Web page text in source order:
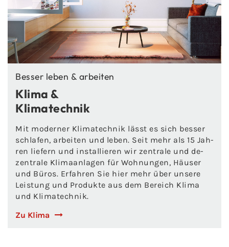
Bes­ser leben & ar­bei­ten
Klima &
Kli­ma­tech­nik
Mit mo­der­ner Kli­ma­tech­nik lässt es sich bes­ser
schla­fen, ar­bei­ten und leben. Seit mehr als 15 Jah­
ren lie­fern und in­stal­lie­ren wir zen­tra­le und de­
zen­tra­le Kli­ma­an­la­gen für Woh­nun­gen, Häu­ser
und Büros. Er­fah­ren Sie hier mehr über un­se­re
Leis­tung und Pro­duk­te aus dem Be­reich Klima
und Kli­ma­tech­nik.
Zu Klima